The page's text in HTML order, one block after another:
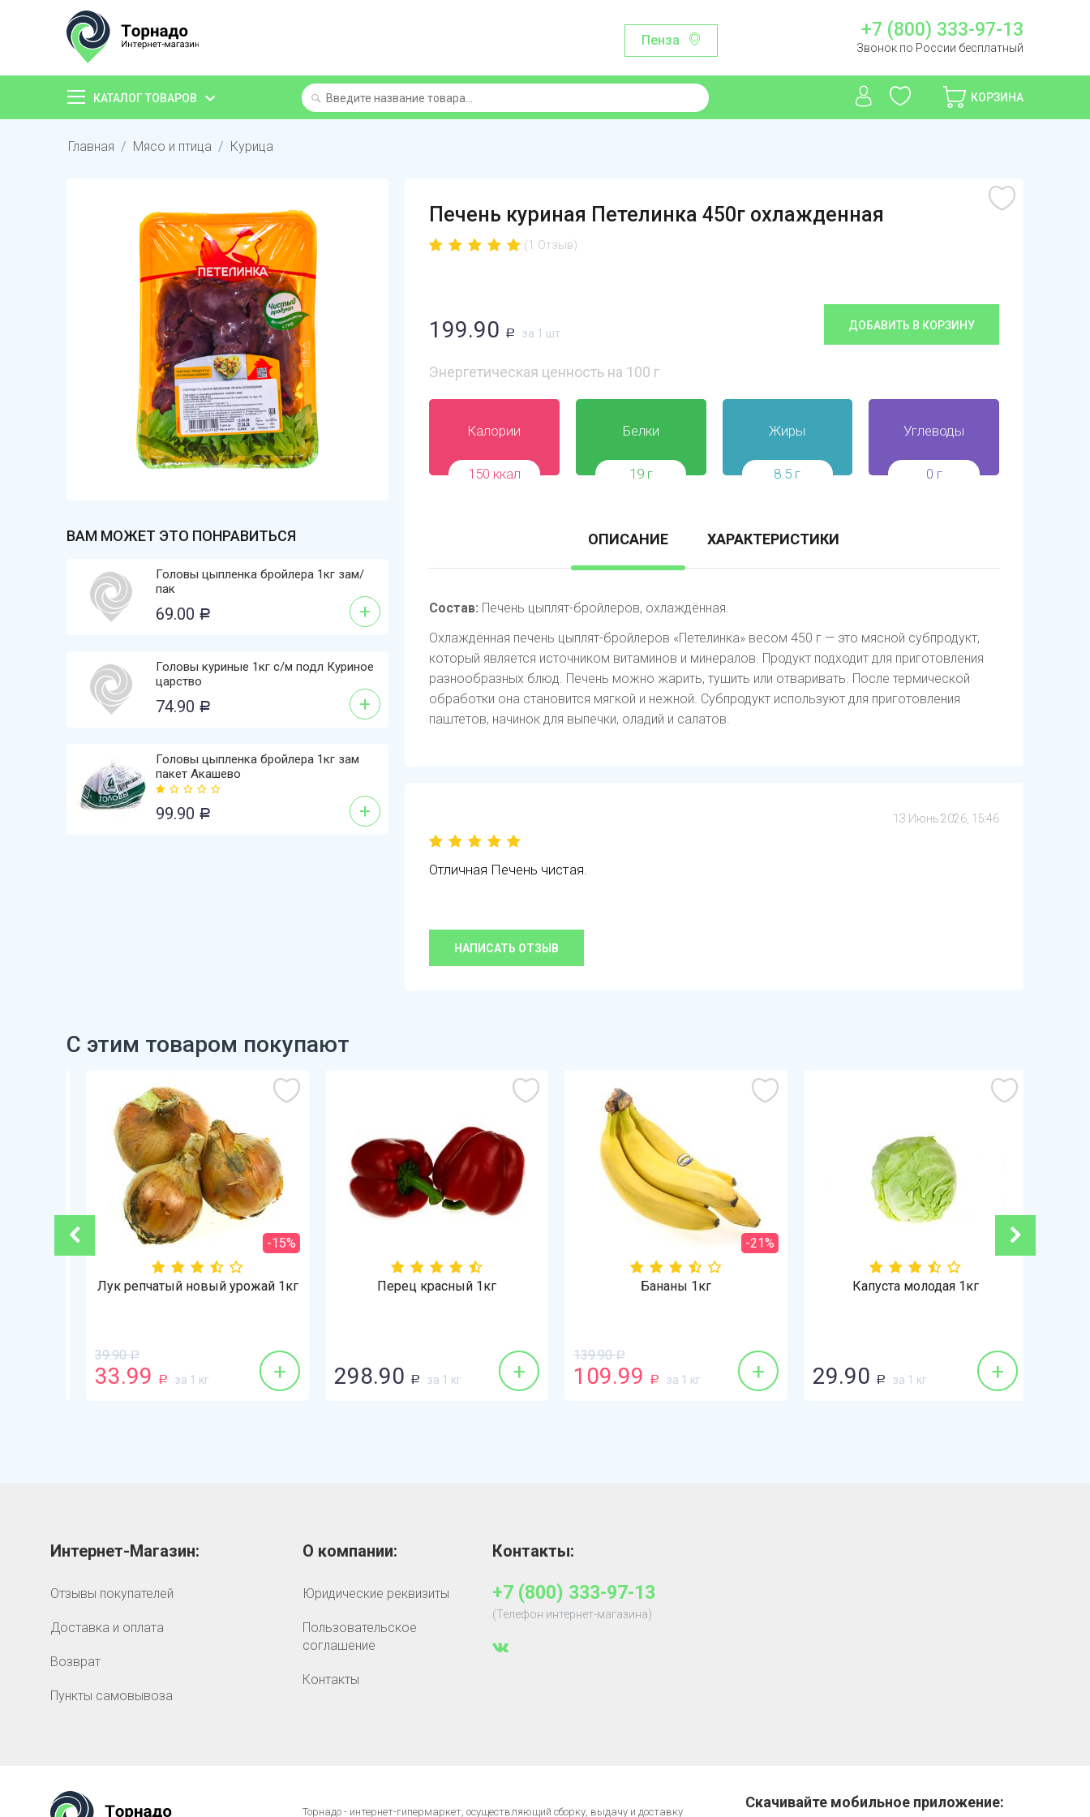
Пенза +7 (800) 333-97-13
Звонок по России бесплатный
КАТАЛОГ ТОВАРОВ КОРЗИНА
Главная / Мясо и птица / Курица
ВАМ МОЖЕТ ЭТО ПОНРАВИТЬСЯ
Головы цыпленка бройлера 1кг зам/
пак
69.00 Р +
Головы куриные 1кг с/м подл Куриное
царство
74.90 Р +
Головы цыпленка бройлера 1кг зам
пакет Акашево
99.90 Р +
Печень куриная Петелинка 450г охлажденная
(1 Отзыв)
199.90 Р за 1 шт
ДОБАВИТЬ В КОРЗИНУ
Энергетическая ценность на 100 г
Калории
150 ккал
Белки
19 г
Жиры
8.5 г
Углеводы
0 г
ОПИСАНИЕ ХАРАКТЕРИСТИКИ
Состав: Печень цыплят-бройлеров, охлаждённая.
Охлаждённая печень цыплят-бройлеров «Петелинка» весом 450 г — это мясной субпродукт,
который является источником витаминов и минералов. Продукт подходит для приготовления
разнообразных блюд. Печень можно жарить, тушить или отваривать. После термической
обработки она становится мягкой и нежной. Субпродукт используют для приготовления
паштетов, начинок для выпечки, оладий и салатов.
13 Июнь 2026, 15:46
Отличная Печень чистая.
НАПИСАТЬ ОТЗЫВ
С этим товаром покупают
-15%
Лук репчатый новый урожай 1кг
39.90 Р
33.99 Р за 1 кг +
Перец красный 1кг
298.90 Р за 1 кг +
-21%
Бананы 1кг
139.90 Р
109.99 Р за 1 кг +
Капуста молодая 1кг
29.90 Р за 1 кг +
Интернет-Магазин:
Отзывы покупателей
Доставка и оплата
Возврат
Пункты самовывоза
О компании:
Юридические реквизиты
Пользовательское
соглашение
Контакты
Контакты:
+7 (800) 333-97-13
(Телефон интернет-магазина)
Торнадо - интернет-гипермаркет, осуществляющий сборку, выдачу и доставку
Скачивайте мобильное приложение: